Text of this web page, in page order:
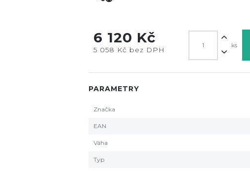
6 120 Kč
5 058 Kč bez DPH
ks
PARAMETRY
Značka
EAN
Váha
Typ